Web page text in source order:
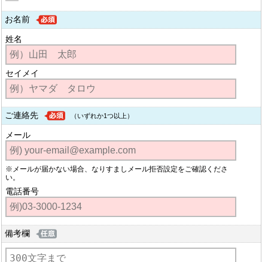
お名前
姓名
セイメイ
ご連絡先 （いずれか1つ以上）
メール
※メールが届かない場合、なりすましメール拒否設定をご確認くださ
い。
電話番号
備考欄